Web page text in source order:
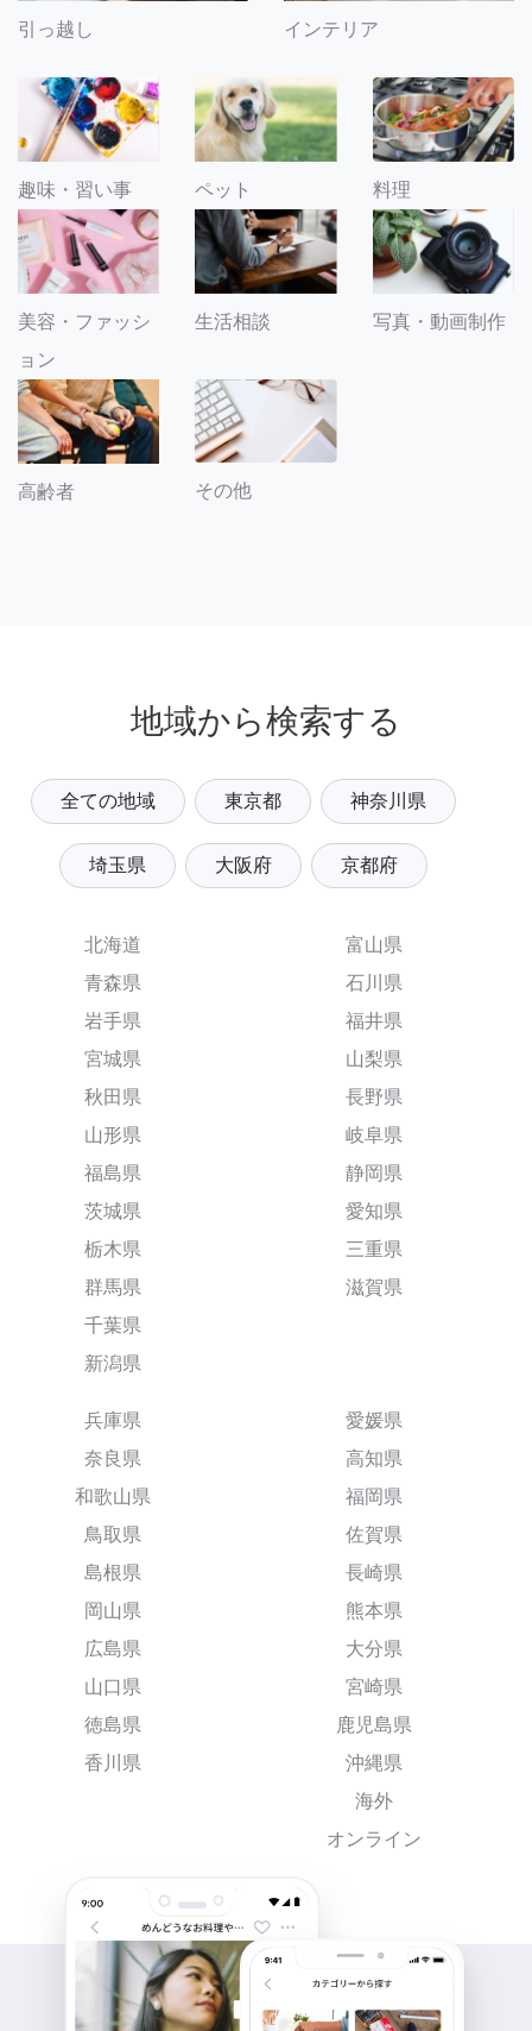
引っ越し インテリア
趣味・習い事 ペット 料理
美容・ファッシ
ョン
生活相談 写真・動画制作
高齢者 その他
地域から検索する
全ての地域 東京都 神奈川県
埼玉県 大阪府 京都府
北海道
青森県
岩手県
宮城県
秋田県
山形県
福島県
茨城県
栃木県
群馬県
千葉県
新潟県
富山県
石川県
福井県
山梨県
長野県
岐阜県
静岡県
愛知県
三重県
滋賀県
兵庫県
奈良県
和歌山県
鳥取県
島根県
岡山県
広島県
山口県
徳島県
香川県
愛媛県
高知県
福岡県
佐賀県
長崎県
熊本県
大分県
宮崎県
鹿児島県
沖縄県
海外
オンライン